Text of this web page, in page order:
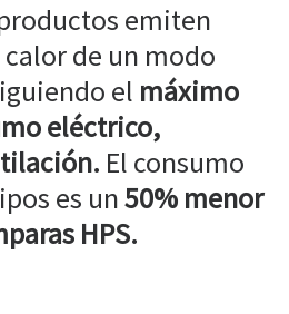
emiten
de un modo
el máximo
eléctrico,
El consumo
es un50% menor
HPS.